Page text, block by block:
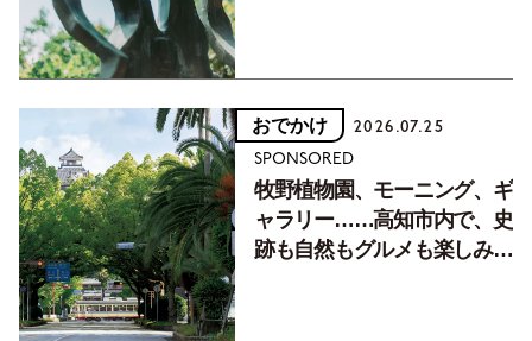
おでかけ 2026.07.25
SPONSORED
牧野植物園、モーニング、ギ
ャラリー……高知市内で、史
跡も自然もグルメも楽しみ尽